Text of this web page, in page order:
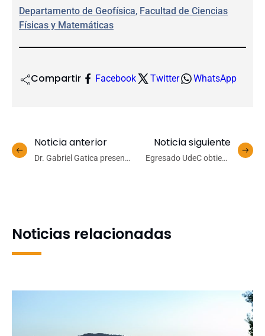
Departamento de Geofísica, Facultad de Ciencias
Físicas y Matemáticas
Compartir Facebook Twitter WhatsApp
Noticia anterior
Dr. Gabriel Gatica presenta
Noticia siguiente
Egresado UdeC obtiene
Noticias relacionadas